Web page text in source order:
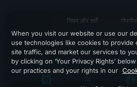
नियम और शर्तें
सहायता
When you visit our website or use our
use technologies like cookies to provide
site traffic, and market our services to
by clicking on ‘Your Privacy Rights’
our practices and your rights in our